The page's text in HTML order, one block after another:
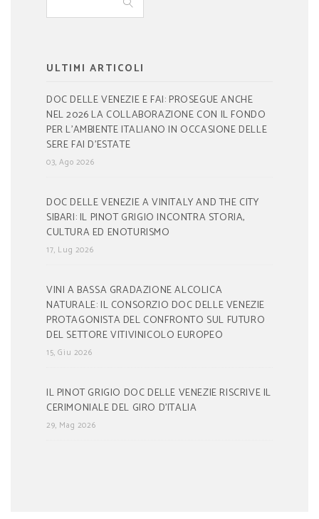
ULTIMI ARTICOLI
DOC DELLE VENEZIE E FAI: PROSEGUE ANCHE
NEL 2026 LA COLLABORAZIONE CON IL FONDO
PER L’AMBIENTE ITALIANO IN OCCASIONE DELLE
SERE FAI D’ESTATE
03, Ago 2026
DOC DELLE VENEZIE A VINITALY AND THE CITY
SIBARI: IL PINOT GRIGIO INCONTRA STORIA,
CULTURA ED ENOTURISMO
17, Lug 2026
VINI A BASSA GRADAZIONE ALCOLICA
NATURALE: IL CONSORZIO DOC DELLE VENEZIE
PROTAGONISTA DEL CONFRONTO SUL FUTURO
DEL SETTORE VITIVINICOLO EUROPEO
15, Giu 2026
IL PINOT GRIGIO DOC DELLE VENEZIE RISCRIVE IL
CERIMONIALE DEL GIRO D’ITALIA
29, Mag 2026